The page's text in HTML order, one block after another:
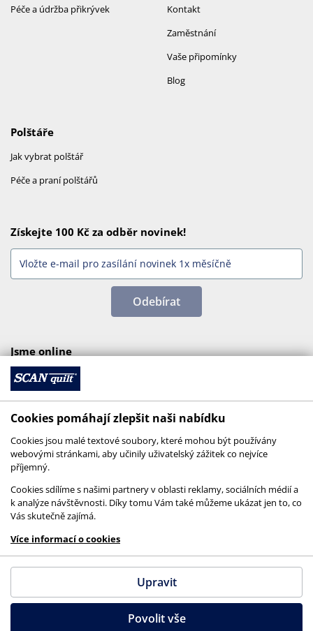
Kontakt
Zaměstnání
Vaše připomínky
Blog
Péče a údržba přikrývek
Polštáře
Jak vybrat polštář
Péče a praní polštářů
Získejte 100 Kč za odběr novinek!
Odebírat
Jsme online
© 2026 SCANquilt - všechna práva vyhrazena
This site is protected by reCAPTCHA and the
GooglePrivacy PolicyandTerms of Serviceapply.
Cookies pomáhají zlepšit naši nabídku
Cookies jsou malé textové soubory, které mohou být používány
webovými stránkami, aby učinily uživatelský zážitek co nejvíce
příjemný.
Cookies sdílíme s našimi partnery v oblasti reklamy, sociálních médií a
k analýze návštěvnosti. Díky tomu Vám také můžeme ukázat jen to, co
Vás skutečně zajímá.
Více informací o cookies
Upravit
Povolit vše